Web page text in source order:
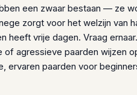
een zwaar bestaan — ze
zorgt voor het welzijn van
heeft vrije dagen. Vraag ernaar.
of agressieve paarden wijzen
ervaren paarden voor